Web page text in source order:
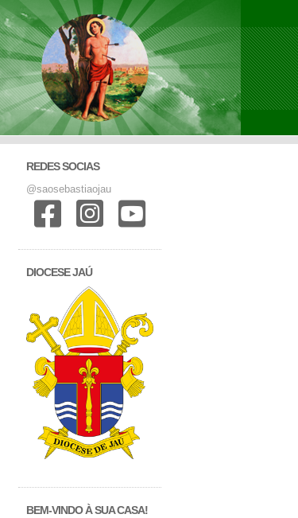
REDES SOCIAS
@saosebastiaojau
DIOCESE JAÚ
BEM-VINDO À SUA CASA!